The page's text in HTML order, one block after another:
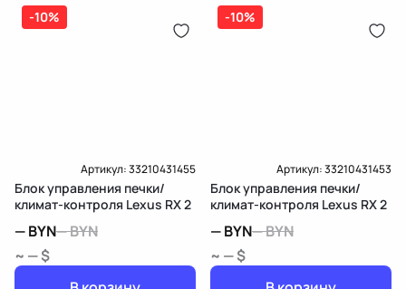
-10%
Артикул:33210431455
Блок управления печки/
климат-контроля Lexus RX 2
—BYN—BYN
~ — $
-10%
Артикул:33210431453
Блок управления печки/
климат-контроля Lexus RX 2
—BYN—BYN
~ — $